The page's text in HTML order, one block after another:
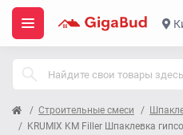
Строительные смеси
KRUMIX KM Filler Шпаклевка